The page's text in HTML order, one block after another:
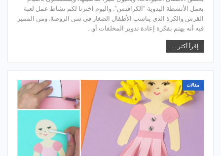
بعمل الأنشطة اليدوية "الكرافتس". واليوم اخترنا لكم نشاط عمل لعبة
القرش والكرة الذي يناسب الأطفال الصغار في سن الروضة. ومن المميز
فيه أنه يهتم بفكرة إعادة تدوير المخلفات أو…
إقرأ أكثر ...
مقالات